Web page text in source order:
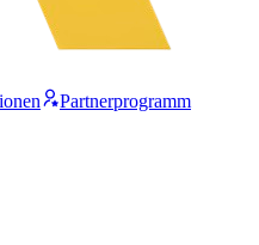
Partnerprogramm